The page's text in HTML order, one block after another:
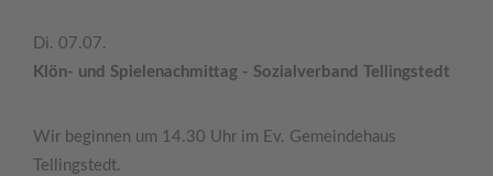
Di. 07.07.
Klön- und Spielenachmittag - Sozialverband Tellingstedt
Wir beginnen um 14.30 Uhr im Ev. Gemeindehaus
Tellingstedt.